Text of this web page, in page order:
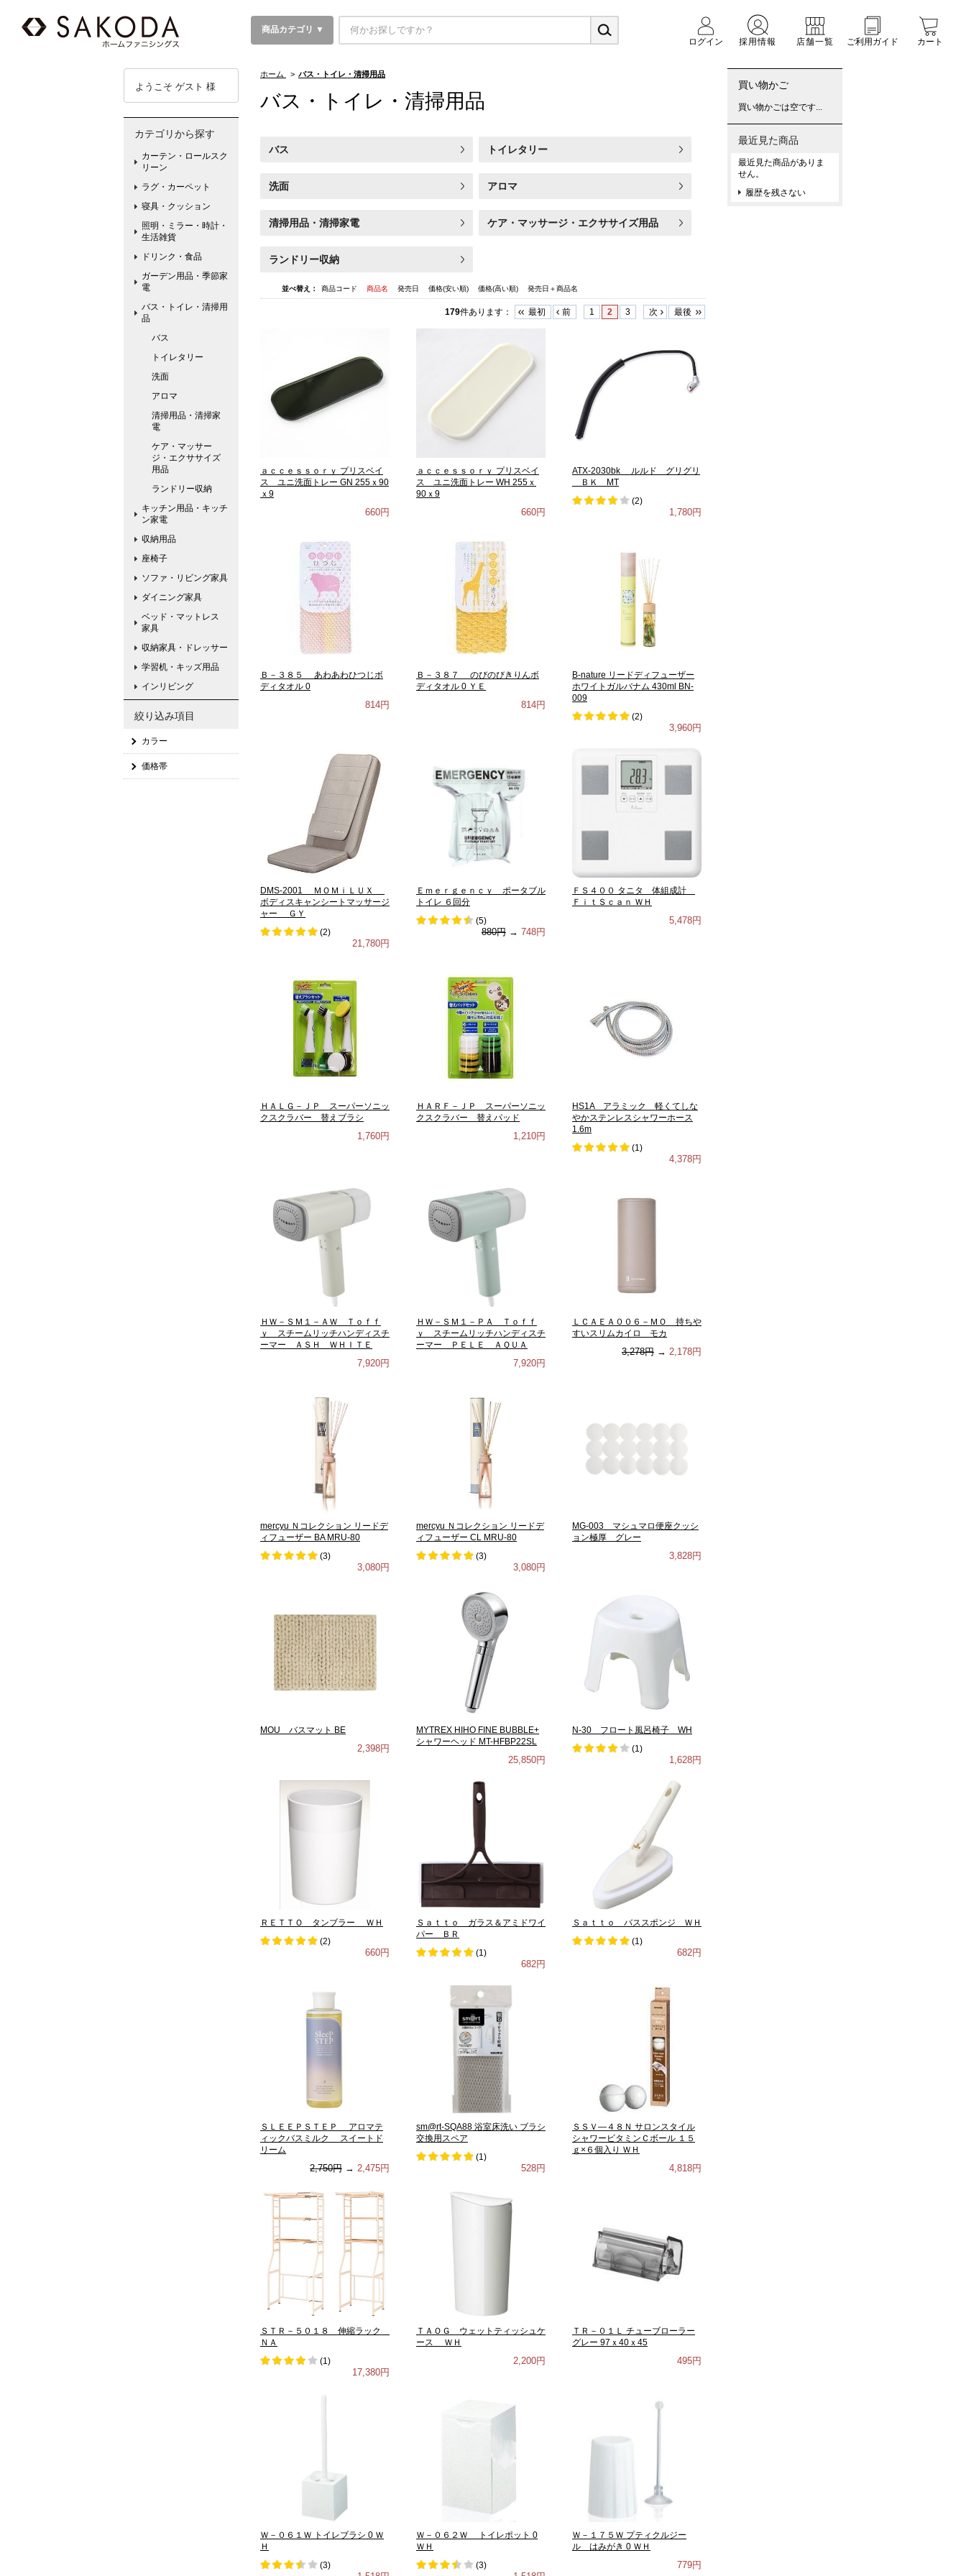
商品カテゴリ ▼
ログイン
採用情報 店舗一覧 ご利用ガイド カート
ホーム > バス・トイレ・清掃用品
バス・トイレ・清掃用品
バス トイレタリー
洗面 アロマ
清掃用品・清掃家電 ケア・マッサージ・エクササイズ用品
ランドリー収納
並べ替え： 商品コード 商品名 発売日 価格(安い順) 価格(高い順) 発売日＋商品名
179件あります ： 最初 前 1 2 3 次 最後
ａｃｃｅｓｓｏｒｙ プリスベイ
ス ユニ洗面トレー GN 255ｘ90
ｘ9
660円
ａｃｃｅｓｓｏｒｙ プリスベイ
ス ユニ洗面トレー WH 255ｘ
90ｘ9
660円
ATX-2030bk ルルド グリグリ
ＢＫ MT
(2)
1,780円
Ｂ－３８５ あわあわひつじボ
ディタオル 0
814円
Ｂ－３８７ のびのびきりんボ
ディタオル 0 ＹＥ
814円
B-nature リードディフューザー
ホワイトガルバナム 430ml BN-
009
(2)
3,960円
DMS-2001 ＭＯＭｉＬＵＸ
ボディスキャンシートマッサージ
ャー ＧＹ
(2)
21,780円
Ｅｍｅｒｇｅｎｃｙ ポータブル
トイレ ６回分
(5)
880円 → 748円
ＦＳ４００ タニタ 体組成計
ＦｉｔＳｃａｎ ＷＨ
5,478円
ＨＡＬＧ－ＪＰ スーパーソニッ
クスクラバー 替えブラシ
1,760円
ＨＡＲＦ－ＪＰ スーパーソニッ
クスクラバー 替えパッド
1,210円
HS1A アラミック 軽くてしな
やかステンレスシャワーホース
1.6m
(1)
4,378円
ＨＷ－ＳＭ１－ＡＷ Ｔｏｆｆ
ｙ スチームリッチハンディスチ
ーマー ＡＳＨ ＷＨＩＴＥ
7,920円
ＨＷ－ＳＭ１－ＰＡ Ｔｏｆｆ
ｙ スチームリッチハンディスチ
ーマー ＰＥＬＥ ＡＱＵＡ
7,920円
ＬＣＡＥＡ００６－ＭＯ 持ちや
すいスリムカイロ モカ
3,278円 → 2,178円
mercyu Ｎコレクション リードデ
ィフューザー BA MRU-80
(3)
3,080円
mercyu Ｎコレクション リードデ
ィフューザー CL MRU-80
(3)
3,080円
MG-003 マシュマロ便座クッシ
ョン極厚 グレー
3,828円
MOU バスマット BE
2,398円
MYTREX HIHO FINE BUBBLE+
シャワーヘッド MT-HFBP22SL
25,850円
N-30 フロート風呂椅子 WH
(1)
1,628円
ＲＥＴＴＯ タンブラー ＷＨ
(2)
660円
Ｓａｔｔｏ ガラス＆アミドワイ
パー ＢＲ
(1)
682円
Ｓａｔｔｏ バススポンジ ＷＨ
(1)
682円
ＳＬＥＥＰＳＴＥＰ アロマテ
ィックバスミルク スイートド
リーム
2,750円 → 2,475円
sm@rt-SQA88 浴室床洗い ブラシ
交換用スペア
(1)
528円
ＳＳＶ―４８Ｎ サロンスタイル
シャワービタミンＣボール １５
ｇ×６個入り ＷＨ
4,818円
ＳＴＲ－５０１８ 伸縮ラック
ＮＡ
(1)
17,380円
ＴＡＯＧ ウェットティッシュケ
ース ＷＨ
2,200円
ＴＲ－０１Ｌ チューブローラー
グレー 97ｘ40ｘ45
495円
Ｗ－０６１Ｗ トイレブラシ 0 Ｗ
Ｈ
(3)
Ｗ－０６２Ｗ トイレポット 0
ＷＨ
(3)
Ｗ－１７５Ｗ プティクルジー
ル はみがき 0 ＷＨ
779円
ようこそ ゲスト 様
カテゴリから探す
カーテン・ロールスク
リーン
ラグ・カーペット
寝具・クッション
照明・ミラー・時計・
生活雑貨
ドリンク・食品
ガーデン用品・季節家
電
バス・トイレ・清掃用
品
バス
トイレタリー
洗面
アロマ
清掃用品・清掃家
電
ケア・マッサー
ジ・エクササイズ
用品
ランドリー収納
キッチン用品・キッチ
ン家電
収納用品
座椅子
ソファ・リビング家具
ダイニング家具
ベッド・マットレス
家具
収納家具・ドレッサー
学習机・キッズ用品
インリビング
絞り込み項目
カラー
価格帯
買い物かご
買い物かごは空です...
最近見た商品
最近見た商品がありま
せん。
履歴を残さない